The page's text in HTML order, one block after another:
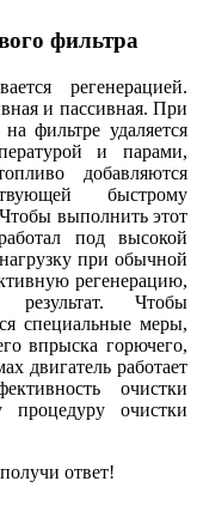
фильтра
регенерацией.
и пассивная. При
фильтре удаляется
и парами,
добавляются
быстрому
выполнить этот
под высокой
при обычной
регенерацию,
Чтобы
специальные меры,
впрыска горючего,
двигатель работает
очистки
процедуру очистки
ответ!